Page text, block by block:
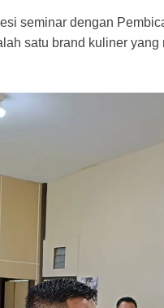
seminar dengan
satu brand kuliner